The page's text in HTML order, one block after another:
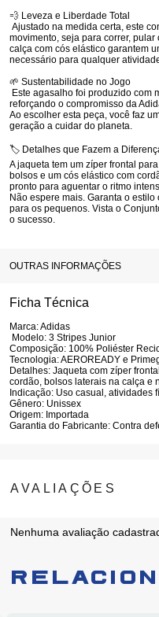
💨 Leveza e Liberdade Total
Ajustado na medida certa, este
movimento, seja para correr,
calça com cós elástico garantem
necessário para qualquer
🌱 Sustentabilidade no Jogo
Este agasalho foi produzido com
reforçando o compromisso da
Ao escolher esta peça, você faz
geração a cuidar do planeta.
🏷️ Detalhes que Fazem a
A jaqueta tem um zíper frontal
bolsos e um cós elástico com
pronto para aguentar o ritmo
Não espere mais. Garanta o
para os pequenos. Vista o
o sucesso.
OUTRAS INFORMAÇÕES
Ficha Técnica
Marca:Adidas
Modelo: 3 Stripes Junior
Composição: 100% Poliéster
Tecnologia:AEROREADY e
Detalhes: Jaqueta com zíper
cordão, bolsos laterais na calça e
Indicação: Uso casual, atividades
Gênero: Unissex
Origem: Importada
Garantia do Fabricante: Contra
Nenhuma avaliação